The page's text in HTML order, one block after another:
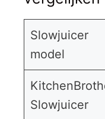
Slowjuicer
model
Slowjuicer